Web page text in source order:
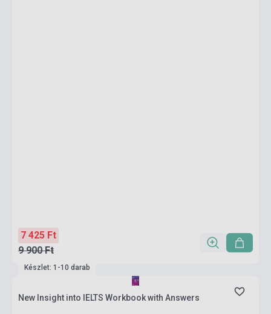
7 425 Ft
9 900 Ft
Készlet: 1-10 darab
New Insight into IELTS Workbook with Answers